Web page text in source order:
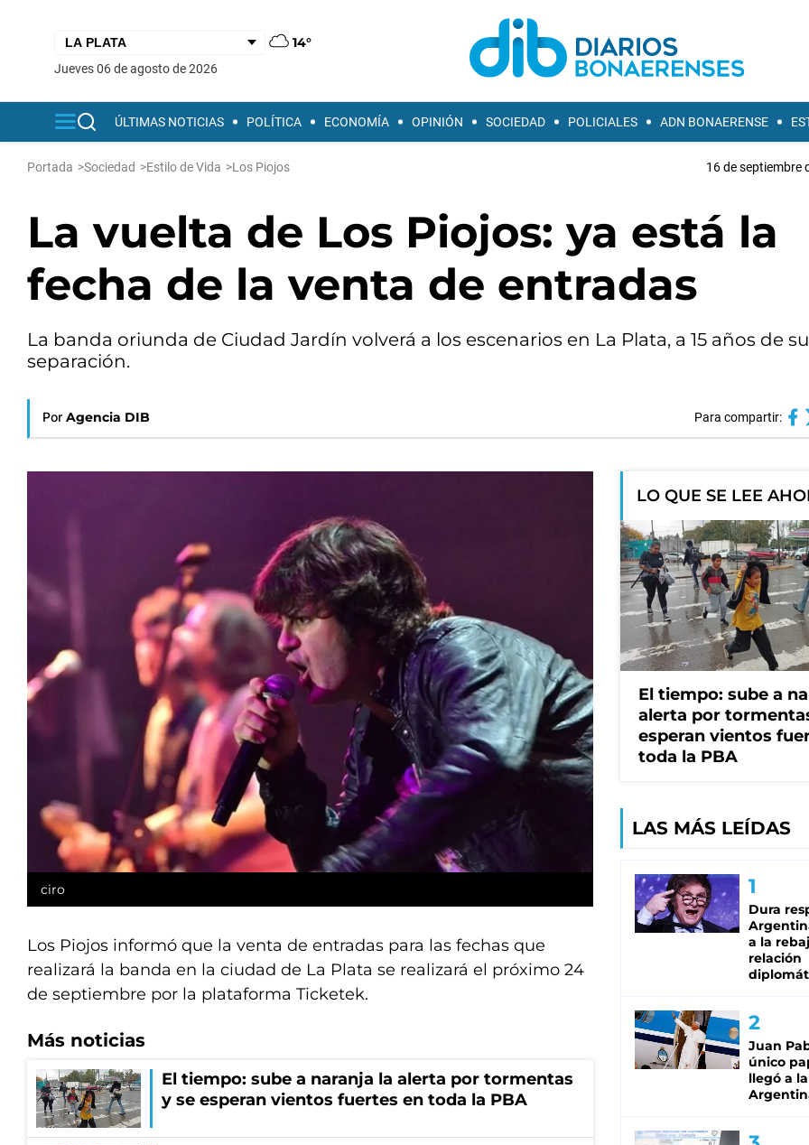
14°
jueves 06 de agosto de 2026
ÚLTIMAS NOTICIAS POLÍTICA ECONOMÍA OPINIÓN SOCIEDAD POLICIALES ADN BONAERENSE
Portada >Sociedad >Estilo de Vida >Los Piojos 16 de septiembre
La vuelta de Los Piojos: ya está la
fecha de la venta de entradas
La banda oriunda de Ciudad Jardín volverá a los escenarios en La Plata, a 15 años de su
separación.
Por Agencia DIB Para compartir:
ciro
Los Piojos informó que la venta de entradas para las fechas que
realizará la banda en la ciudad de La Plata se realizará el próximo 24
de septiembre por la plataforma Ticketek.
Más noticias
El tiempo: sube a naranja la alerta por tormentas
y se esperan vientos fuertes en toda la PBA
LO QUE SE LEE
El tiempo: sube a
alerta por
esperan vientos
toda la PBA
LAS MÁS LEÍDAS
Dura
a la
relación
Juan
único
llegó a la